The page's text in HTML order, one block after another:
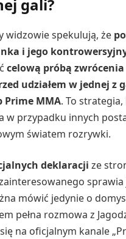
gali?
widzowie spekulują, że
i jego
celową próbą
udziałem w jednej z
Prime MMA. To
w przypadku innych
światem rozrywki.
deklaracji ze
sprawia
mówić jedynie o
pełna rozmowa z
na oficjalnym kanale